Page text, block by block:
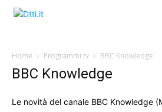
Home Programmi tv BBC Knowledge
BBC Knowledge
Le novità del canale BBC Knowledge